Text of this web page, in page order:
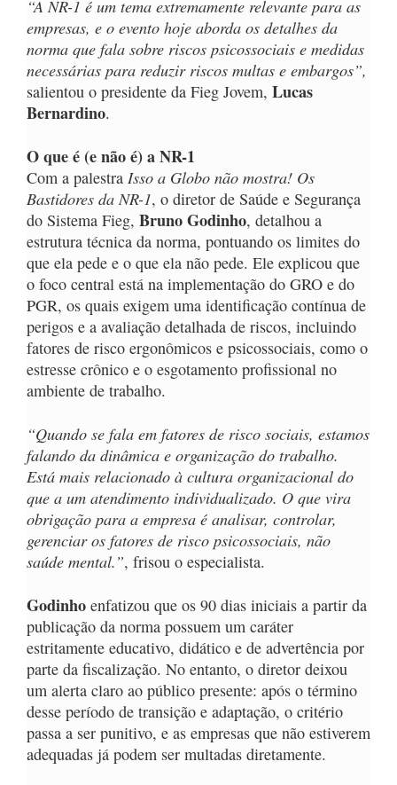
“A NR-1 é um tema extremamente relevante para as
empresas, e o evento hoje aborda os detalhes da
norma que fala sobre riscos psicossociais e medidas
necessárias para reduzir riscos multas e embargos”,
salientou o presidente da Fieg Jovem, Lucas
Bernardino.
O que é (e não é) a NR-1
Com a palestra Isso a Globo não mostra! Os
Bastidores da NR-1, o diretor de Saúde e Segurança
do Sistema Fieg, Bruno Godinho, detalhou a
estrutura técnica da norma, pontuando os limites do
que ela pede e o que ela não pede. Ele explicou que
o foco central está na implementação do GRO e do
PGR, os quais exigem uma identificação contínua de
perigos e a avaliação detalhada de riscos, incluindo
fatores de risco ergonômicos e psicossociais, como o
estresse crônico e o esgotamento profissional no
ambiente de trabalho.
“Quando se fala em fatores de risco sociais, estamos
falando da dinâmica e organização do trabalho.
Está mais relacionado à cultura organizacional do
que a um atendimento individualizado. O que vira
obrigação para a empresa é analisar, controlar,
gerenciar os fatores de risco psicossociais, não
saúde mental.”, frisou o especialista.
Godinho enfatizou que os 90 dias iniciais a partir da
publicação da norma possuem um caráter
estritamente educativo, didático e de advertência por
parte da fiscalização. No entanto, o diretor deixou
um alerta claro ao público presente: após o término
desse período de transição e adaptação, o critério
passa a ser punitivo, e as empresas que não estiverem
adequadas já podem ser multadas diretamente.